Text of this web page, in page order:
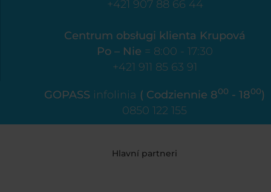
+421 907 88 66 44
Centrum obsługi klienta Krupová
Po – Nie = 8:00 - 17:30
+421 911 85 63 91
GOPASS infolinia ( Codziennie 800 - 1800)
0850 122 155
Hlavní partneri